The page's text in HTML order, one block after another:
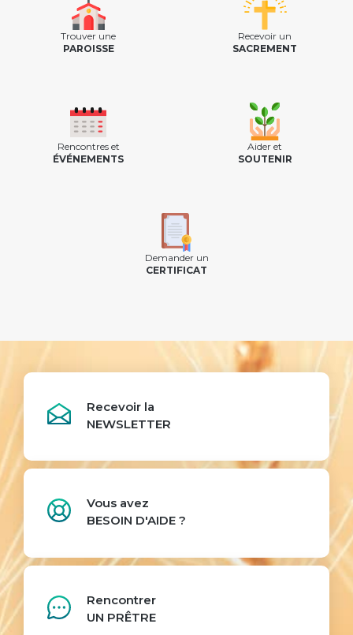
Trouver une
PAROISSE
Recevoir un
SACREMENT
Rencontres et
ÉVÉNEMENTS
Aider et
SOUTENIR
Demander un
CERTIFICAT
Recevoir la
NEWSLETTER
Vous avez
BESOIN D'AIDE ?
Rencontrer
UN PRÊTRE